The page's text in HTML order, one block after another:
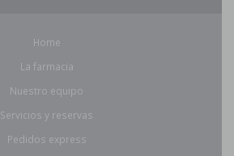
Home
La farmacia
Nuestro equipo
Servicios y reservas
Pedidos express